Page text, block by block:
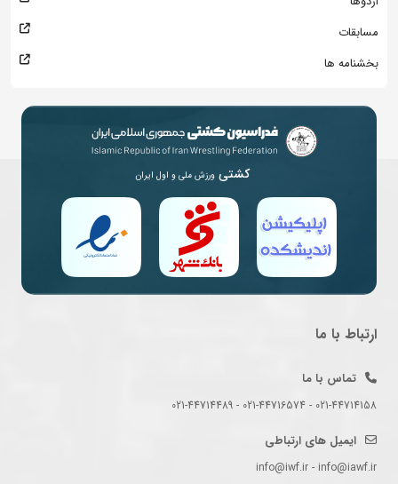
مسابقات
بخشنامه ها
کشتی ورزش ملی و اول ایران
ارتباط با ما
تماس با ما
021-44714158 - 021-44716574 - 021-44714489
ایمیل های ارتباطی
info@iwf.ir - info@iawf.ir